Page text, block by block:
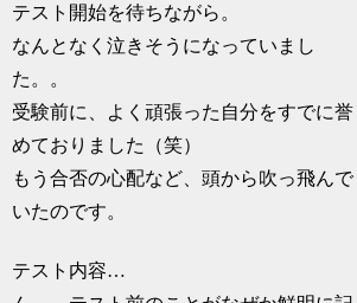
テスト開始を待ちながら。
なんとなく泣きそうになっていまし
た。。
受験前に、よく頑張った自分をすでに誉
めておりました（笑）
もう合否の心配など、頭から吹っ飛んで
いたのです。
テスト内容…